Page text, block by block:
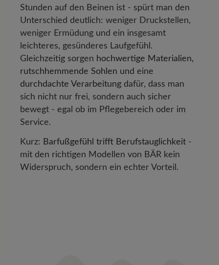
Stunden auf den Beinen ist - spürt man den
Unterschied deutlich: weniger Druckstellen,
weniger Ermüdung und ein insgesamt
leichteres, gesünderes Laufgefühl.
Gleichzeitig sorgen hochwertige Materialien,
rutschhemmende Sohlen und eine
durchdachte Verarbeitung dafür, dass man
sich nicht nur frei, sondern auch sicher
bewegt - egal ob im Pflegebereich oder im
Service.
Kurz: Barfußgefühl trifft Berufstauglichkeit -
mit den richtigen Modellen von BÄR kein
Widerspruch, sondern ein echter Vorteil.